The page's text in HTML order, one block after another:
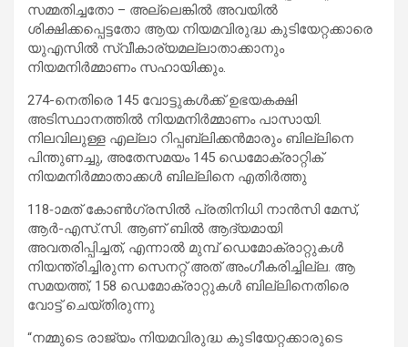
സമ്മതിച്ചതോ – അല്ലെങ്കിൽ അവയിൽ
ശിക്ഷിക്കപ്പെട്ടതോ ആയ നിയമവിരുദ്ധ കുടിയേറ്റക്കാരെ
യുഎസിൽ സ്വീകാര്യമല്ലാതാക്കാനും
നിയമനിർമ്മാണം സഹായിക്കും.
274-നെതിരെ 145 വോട്ടുകൾക്ക് ഉഭയകക്ഷി
അടിസ്ഥാനത്തിൽ നിയമനിർമ്മാണം പാസായി.
നിലവിലുള്ള എല്ലാ റിപ്പബ്ലിക്കൻമാരും ബില്ലിനെ
പിന്തുണച്ചു, അതേസമയം 145 ഡെമോക്രാറ്റിക്
നിയമനിർമ്മാതാക്കൾ ബില്ലിനെ എതിർത്തു
118-ാമത് കോൺഗ്രസിൽ പ്രതിനിധി നാൻസി മേസ്,
ആർ-എസ്.സി. ആണ് ബിൽ ആദ്യമായി
അവതരിപ്പിച്ചത്, എന്നാൽ മുമ്പ് ഡെമോക്രാറ്റുകൾ
നിയന്ത്രിച്ചിരുന്ന സെനറ്റ് അത് അംഗീകരിച്ചില്ല. ആ
സമയത്ത്, 158 ഡെമോക്രാറ്റുകൾ ബില്ലിനെതിരെ
വോട്ട് ചെയ്തിരുന്നു
“നമ്മുടെ രാജ്യം നിയമവിരുദ്ധ കുടിയേറ്റക്കാരുടെ